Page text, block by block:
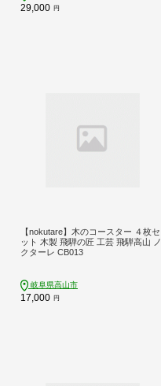
29,000 円
【nokutare】木のコースター ４枚セ
ット 木製 飛騨の匠 工芸 飛騨高山 ノ
クターレ CB013
岐阜県高山市
17,000 円